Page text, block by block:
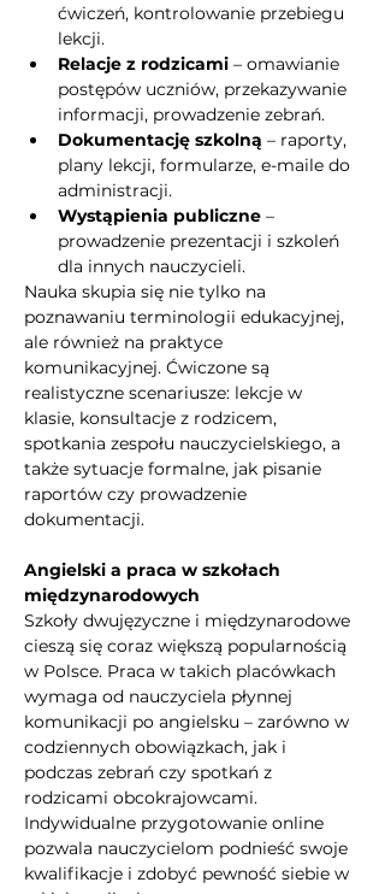
ćwiczeń, kontrolowanie przebiegu
lekcji.
Relacje z rodzicami – omawianie
postępów uczniów, przekazywanie
informacji, prowadzenie zebrań.
Dokumentację szkolną – raporty,
plany lekcji, formularze, e-maile do
administracji.
Wystąpienia publiczne –
prowadzenie prezentacji i szkoleń
dla innych nauczycieli.
Nauka skupia się nie tylko na
poznawaniu terminologii edukacyjnej,
ale również na praktyce
komunikacyjnej. Ćwiczone są
realistyczne scenariusze: lekcje w
klasie, konsultacje z rodzicem,
spotkania zespołu nauczycielskiego, a
także sytuacje formalne, jak pisanie
raportów czy prowadzenie
dokumentacji.
Angielski a praca w szkołach
międzynarodowych
Szkoły dwujęzyczne i międzynarodowe
cieszą się coraz większą popularnością
w Polsce. Praca w takich placówkach
wymaga od nauczyciela płynnej
komunikacji po angielsku – zarówno w
codziennych obowiązkach, jak i
podczas zebrań czy spotkań z
rodzicami obcokrajowcami.
Indywidualne przygotowanie online
pozwala nauczycielom podnieść swoje
kwalifikacje i zdobyć pewność siebie w